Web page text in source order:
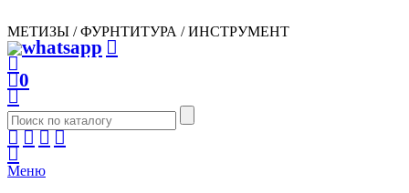
МЕТИЗЫ / ФУРНТИТУРА / ИНСТРУМЕНТ
0
Меню